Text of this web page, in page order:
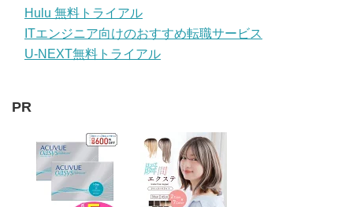
Hulu 無料トライアル
ITエンジニア向けのおすすめ転職サービス
U-NEXT無料トライアル
PR